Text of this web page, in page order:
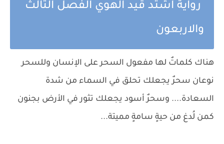
رواية اشتد قيد الهوي الفصل الثالث
والاربعون
هناك كلماتٌ لها مفعول السحر على الإنسان وللسحر
نوعان سحرٌ يجعلك تحلق في السماء من شدة
السعادة.... وسحرٌ أسود يجعلك تثور في الأرض بجنون
كمن لُدغ من حيةٍ سامةٍ مميتة...